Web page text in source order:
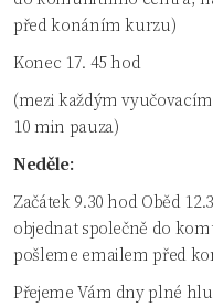
před konáním kurzu)
Konec 17. 45 hod
(mezi každým
10 min pauza)
Neděle:
Začátek 9.30 hod Oběd
objednat společně do
pošleme emailem před
Přejeme Vám dny plné